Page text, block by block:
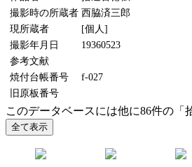
撮影時の所蔵者 西脇済三郎
現所蔵者
[個人]
撮影年月日
19360523
参考文献
焼付台帳番号
f-027
旧原板番号
このデータベースには他に86件の